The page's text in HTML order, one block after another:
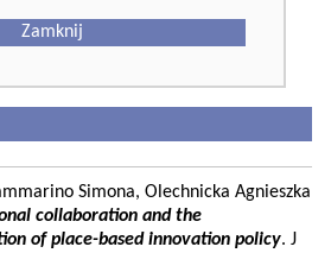
Zamknij
Simona, Olechnicka Agnieszka
collaboration and the
of place-based innovation policy. J